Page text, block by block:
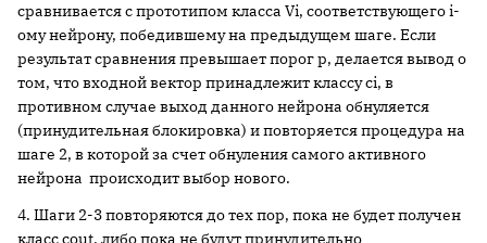
сравнивается с прототипом класса Vi, соответствующего i-
ому нейрону, победившему на предыдущем шаге. Если
результат сравнения превышает порог p, делается вывод о
том, что входной вектор принадлежит классу ci, в
противном случае выход данного нейрона обнуляется
(принудительная блокировка) и повторяется процедура на
шаге 2, в которой за счет обнуления самого активного
нейрона происходит выбор нового.
4. Шаги 2-3 повторяются до тех пор, пока не будет получен
класс cout, либо пока не будут принудительно